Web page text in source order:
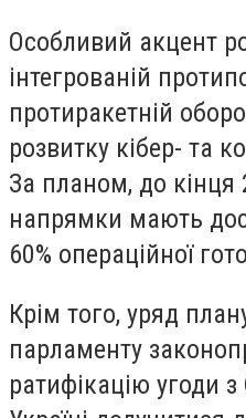
Особливий акцент
інтегрованій
протиракетній
розвитку кібер- та
За планом, до кінця
напрямки мають
60% операційної
Крім того, уряд
парламенту
ратифікацію угоди